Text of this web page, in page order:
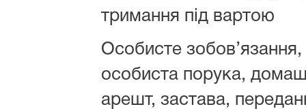
тримання під вартою
Особисте зобов’язання,
особиста порука,
арешт, застава,